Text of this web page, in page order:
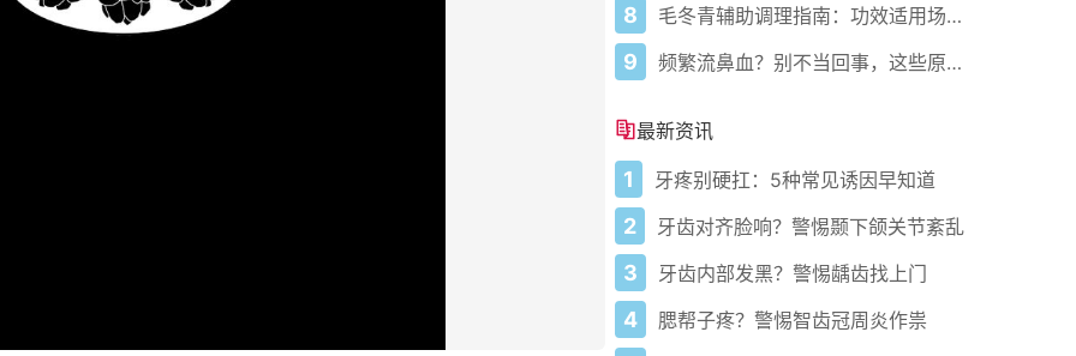
8 毛冬青辅助调理指南：功效适用场景与禁忌需牢记
9 频繁流鼻血？别不当回事，这些原因要警惕
最新资讯
1 牙疼别硬扛：5种常见诱因早知道
2 牙齿对齐脸响？警惕颞下颌关节紊乱
3 牙齿内部发黑？警惕龋齿找上门
4 腮帮子疼？警惕智齿冠周炎作祟